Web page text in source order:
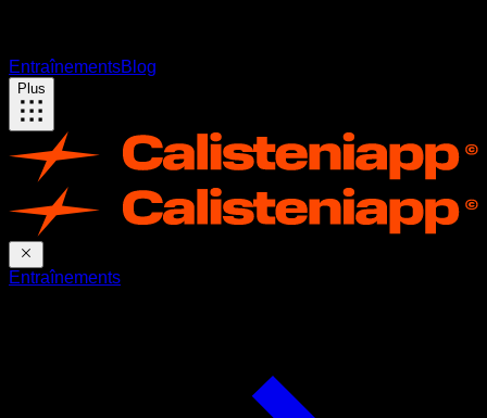
EntraînementsBlog
Plus
Entraînements